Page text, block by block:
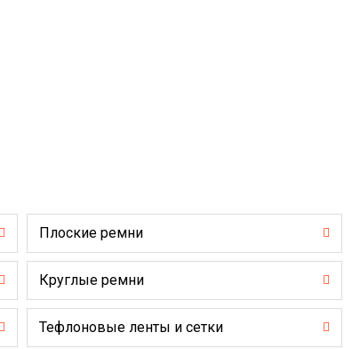
Плоские ремни
Круглые ремни
Тефлоновые ленты и сетки